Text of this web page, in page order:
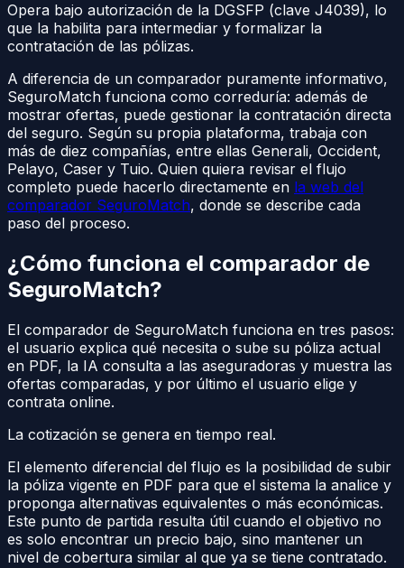
Opera bajo autorización de la DGSFP (clave J4039), lo
que la habilita para intermediar y formalizar la
contratación de las pólizas.
A diferencia de un comparador puramente informativo,
SeguroMatch funciona como correduría: además de
mostrar ofertas, puede gestionar la contratación directa
del seguro. Según su propia plataforma, trabaja con
más de diez compañías, entre ellas Generali, Occident,
Pelayo, Caser y Tuio. Quien quiera revisar el flujo
completo puede hacerlo directamente en la web del
comparador SeguroMatch, donde se describe cada
paso del proceso.
¿Cómo funciona el comparador de
SeguroMatch?
El comparador de SeguroMatch funciona en tres pasos:
el usuario explica qué necesita o sube su póliza actual
en PDF, la IA consulta a las aseguradoras y muestra las
ofertas comparadas, y por último el usuario elige y
contrata online.
La cotización se genera en tiempo real.
El elemento diferencial del flujo es la posibilidad de subir
la póliza vigente en PDF para que el sistema la analice y
proponga alternativas equivalentes o más económicas.
Este punto de partida resulta útil cuando el objetivo no
es solo encontrar un precio bajo, sino mantener un
nivel de cobertura similar al que ya se tiene contratado.